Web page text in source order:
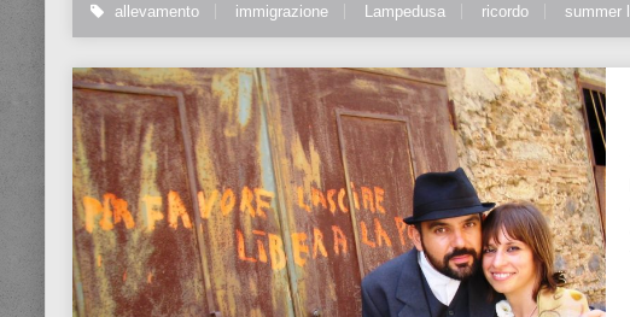
allevamento immigrazione Lampedusa ricordo summer